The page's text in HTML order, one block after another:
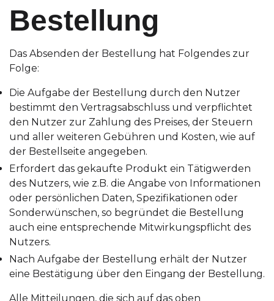
Bestellung
Das Absenden der Bestellung hat Folgendes zur
Folge:
Die Aufgabe der Bestellung durch den Nutzer
bestimmt den Vertragsabschluss und verpflichtet
den Nutzer zur Zahlung des Preises, der Steuern
und aller weiteren Gebühren und Kosten, wie auf
der Bestellseite angegeben.
Erfordert das gekaufte Produkt ein Tätigwerden
des Nutzers, wie z.B. die Angabe von Informationen
oder persönlichen Daten, Spezifikationen oder
Sonderwünschen, so begründet die Bestellung
auch eine entsprechende Mitwirkungspflicht des
Nutzers.
Nach Aufgabe der Bestellung erhält der Nutzer
eine Bestätigung über den Eingang der Bestellung.
Alle Mitteilungen, die sich auf das oben